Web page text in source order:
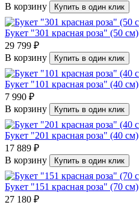
В корзину
Купить в один клик
Букет "301 красная роза" (50 см)
29 799 ₽
В корзину
Купить в один клик
Букет "101 красная роза" (40 см)
7 990 ₽
В корзину
Купить в один клик
Букет "201 красная роза" (40 см)
17 889 ₽
В корзину
Купить в один клик
Букет "151 красная роза" (70 см)
27 180 ₽